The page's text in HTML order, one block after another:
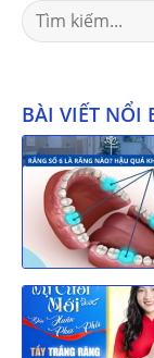
Search
for:
BÀI VIẾT NỔI